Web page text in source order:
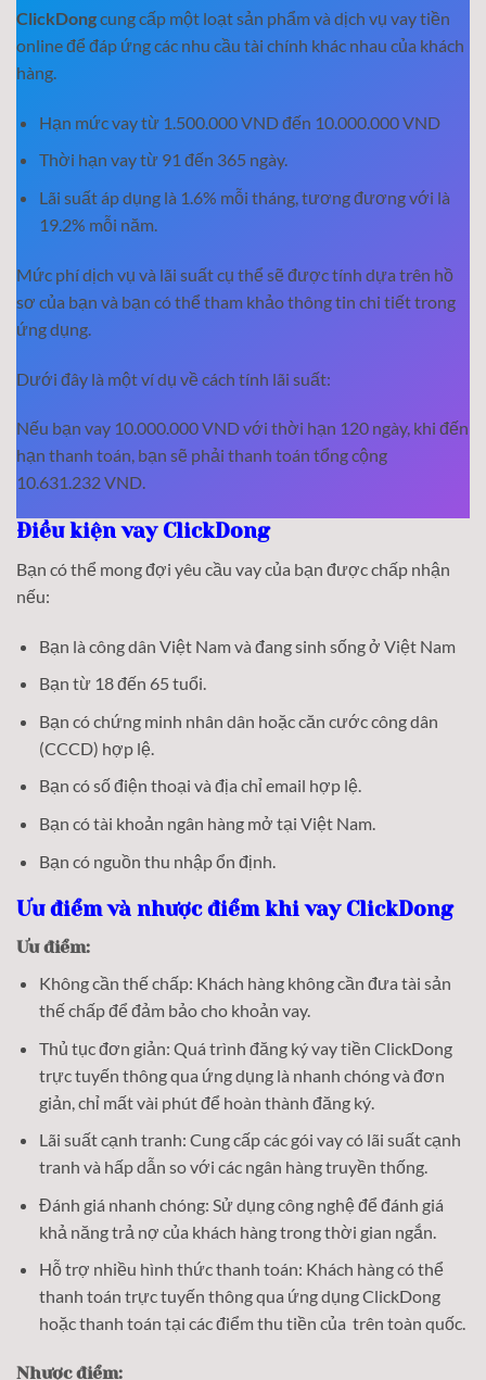
ClickDongcung cấp một loạt sản phẩm và dịch vụ vay tiền
online để đáp ứng các nhu cầu tài chính khác nhau của khách
hàng.
Hạn mức vay từ 1.500.000 VND đến 10.000.000 VND
Thời hạn vay từ 91 đến 365 ngày.
Lãi suất áp dụng là 1.6% mỗi tháng, tương đương với là
19.2% mỗi năm.
Mức phí dịch vụ và lãi suất cụ thể sẽ được tính dựa trên hồ
sơ của bạn và bạn có thể tham khảo thông tin chi tiết trong
ứng dụng.
Dưới đây là một ví dụ về cách tính lãi suất:
Nếu bạn vay 10.000.000 VND với thời hạn 120 ngày, khi đến
hạn thanh toán, bạn sẽ phải thanh toán tổng cộng
10.631.232 VND.
Điều kiện vay ClickDong
Bạn có thể mong đợi yêu cầu vay của bạn được chấp nhận
nếu:
Bạn là công dân Việt Nam và đang sinh sống ở Việt Nam
Bạn từ 18 đến 65 tuổi.
Bạn có chứng minh nhân dân hoặc căn cước công dân
(CCCD) hợp lệ.
Bạn có số điện thoại và địa chỉ email hợp lệ.
Bạn có tài khoản ngân hàng mở tại Việt Nam.
Bạn có nguồn thu nhập ổn định.
Ưu điểm và nhược điểm khi vay ClickDong
Ưu điểm:
Không cần thế chấp: Khách hàng không cần đưa tài sản
thế chấp để đảm bảo cho khoản vay.
Thủ tục đơn giản: Quá trình đăng ký vay tiền ClickDong
trực tuyến thông qua ứng dụng là nhanh chóng và đơn
giản, chỉ mất vài phút để hoàn thành đăng ký.
Lãi suất cạnh tranh: Cung cấp các gói vay có lãi suất cạnh
tranh và hấp dẫn so với các ngân hàng truyền thống.
Đánh giá nhanh chóng: Sử dụng công nghệ để đánh giá
khả năng trả nợ của khách hàng trong thời gian ngắn.
Hỗ trợ nhiều hình thức thanh toán: Khách hàng có thể
thanh toán trực tuyến thông qua ứng dụng ClickDong
hoặc thanh toán tại các điểm thu tiền của trên toàn quốc.
Nhược điểm: